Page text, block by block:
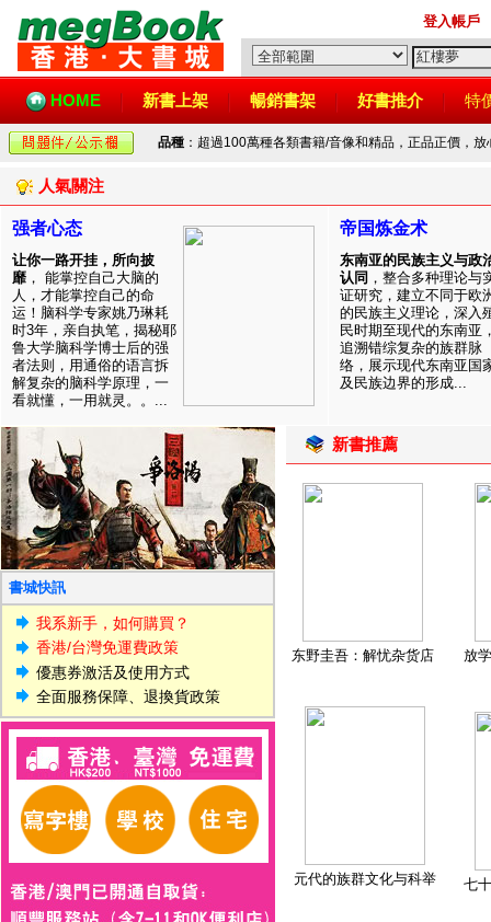
登入帳戶
HOME 新書上架 暢銷書架 好書推介 特
品種 ：超過100萬種各類書籍/音像和精品，正品正價，
人氣關注
强者心态
让你一路开挂，所向披
靡 ， 能掌控自己大脑的
人，才能掌控自己的命
运！脑科学专家姚乃琳耗
时3年，亲自执笔，揭秘耶
鲁大学脑科学博士后的强
者法则，用通俗的语言拆
解复杂的脑科学原理，一
看就懂，一用就灵。。...
帝国炼金术
东南亚的民族主义与政
认同 ，整合多种理论与
证研究，建立不同于欧
的民族主义理论，深入
民时期至现代的东南亚
追溯错综复杂的族群脉
络，展示现代东南亚国
及民族边界的形成...
書城快訊
我系新手，如何購買？
香港/台灣免運費政策
優惠券激活及使用方式
全面服務保障、退換貨政策
新書推薦
东野圭吾：解忧杂货店 放
元代的族群文化与科举 七